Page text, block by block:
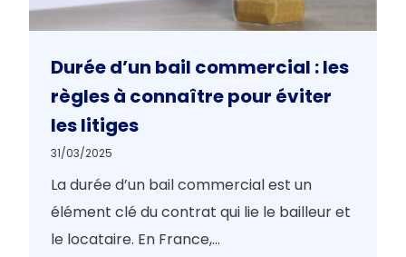
Durée d’un bail commercial : les
règles à connaître pour éviter
les litiges
31/03/2025
La durée d’un bail commercial est un
élément clé du contrat qui lie le bailleur et
le locataire. En France,...